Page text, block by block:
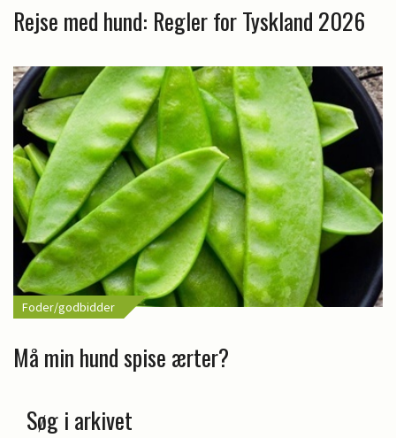
Rejse med hund: Regler for Tyskland 2026
Foder/godbidder
Må min hund spise ærter?
Søg i arkivet